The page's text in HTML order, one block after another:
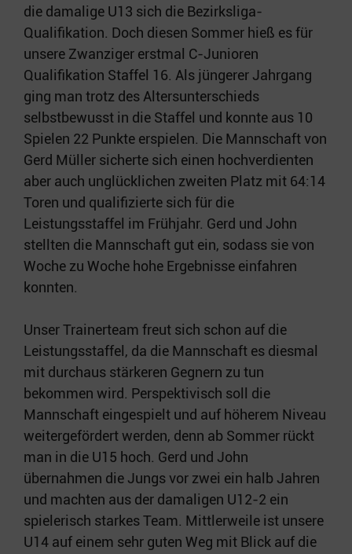
die damalige U13 sich die Bezirksliga-
Qualifikation. Doch diesen Sommer hieß es für
unsere Zwanziger erstmal C-Junioren
Qualifikation Staffel 16. Als jüngerer Jahrgang
ging man trotz des Altersunterschieds
selbstbewusst in die Staffel und konnte aus 10
Spielen 22 Punkte erspielen. Die Mannschaft von
Gerd Müller sicherte sich einen hochverdienten
aber auch unglücklichen zweiten Platz mit 64:14
Toren und qualifizierte sich für die
Leistungsstaffel im Frühjahr. Gerd und John
stellten die Mannschaft gut ein, sodass sie von
Woche zu Woche hohe Ergebnisse einfahren
konnten.
Unser Trainerteam freut sich schon auf die
Leistungsstaffel, da die Mannschaft es diesmal
mit durchaus stärkeren Gegnern zu tun
bekommen wird. Perspektivisch soll die
Mannschaft eingespielt und auf höherem Niveau
weitergefördert werden, denn ab Sommer rückt
man in die U15 hoch. Gerd und John
übernahmen die Jungs vor zwei ein halb Jahren
und machten aus der damaligen U12-2 ein
spielerisch starkes Team. Mittlerweile ist unsere
U14 auf einem sehr guten Weg mit Blick auf die